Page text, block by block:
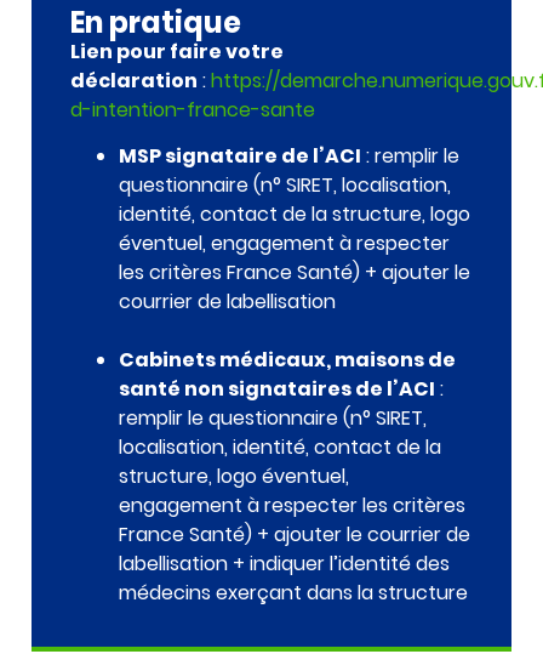
En pratique
Lien pour faire votre
déclaration :https://
d-intention-france-sante
MSP signataire de l’ACI : remplir le
questionnaire (n° SIRET, localisation,
identité, contact de la structure, logo
éventuel, engagement à respecter
les critères France Santé) + ajouter le
courrier de labellisation
Cabinets médicaux, maisons de
santé non signataires de l’ACI :
remplir le questionnaire (n° SIRET,
localisation, identité, contact de la
structure, logo éventuel,
engagement à respecter les critères
France Santé) + ajouter le courrier de
labellisation + indiquer l’identité des
médecins exerçant dans la structure